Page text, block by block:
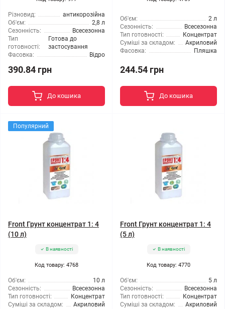
Різновид:
антикорозійна
Об'єм:
2,8 л
Сезонність:
Всесезонна
Тип
готовності:
Готова до
застосування
Фасовка:
Відро
390.84 грн
До кошика
Об'єм:
2 л
Сезонність:
Всесезонна
Тип готовності:
Концентрат
Суміші за складом:
Акриловий
Фасовка:
Пляшка
244.54 грн
До кошика
Популярний
Front Грунт концентрат 1: 4
(10 л)
В наявності
Код товару: 4768
Об'єм:
10 л
Сезонність:
Всесезонна
Тип готовності:
Концентрат
Суміші за складом:
Акриловий
Front Грунт концентрат 1: 4
(5 л)
В наявності
Код товару: 4770
Об'єм:
5 л
Сезонність:
Всесезонна
Тип готовності:
Концентрат
Суміші за складом:
Акриловий